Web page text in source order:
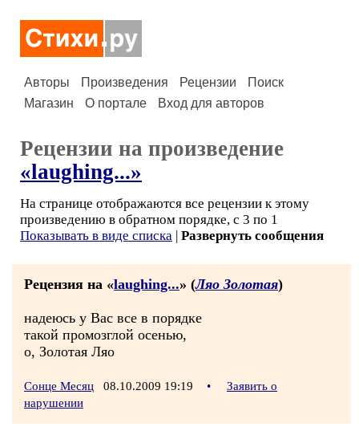
Авторы Произведения Рецензии
Поиск
Магазин
О портале Вход для авторов
Рецензии на произведение
«laughing...»
На странице отображаются все рецензии к этому
произведению в обратном порядке, с 3 по 1
Показывать в виде списка | Развернуть сообщения
Рецензия на «laughing...» (Ляо Золотая)
надеюсь у Вас все в порядке
такой промозглой осенью,
о, Золотая Ляо
Сонце Месяц 08.10.2009 19:19 •
Заявить о
нарушении